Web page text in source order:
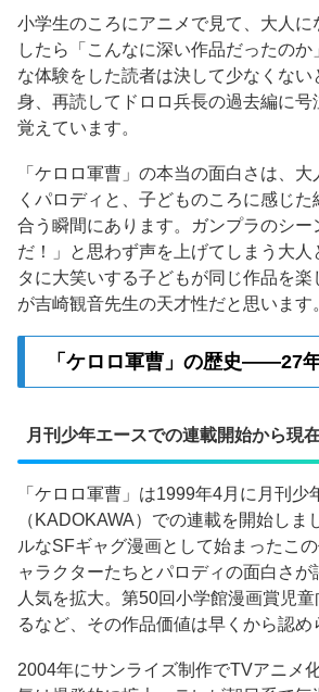
小学生のころにアニメで見て、大人に
したら「こんなに深い作品だったの
な体験をした読者は決して少なくない
身、再読してドロロ兵長の過去編に号
覚えています。
「ケロロ軍曹」の本当の面白さは、
くパロディと、子どものころに感じた
合う瞬間にあります。ガンプラのシー
だ！」と思わず声を上げてしまう大
タに大笑いする子どもが同じ作品を
が吉崎観音先生の天才性だと思います
「ケロロ軍曹」の歴史——27
月刊少年エースでの連載開始から現
「ケロロ軍曹」は1999年4月に月刊少
（KADOKAWA）での連載を開始しま
ルなSFギャグ漫画として始まったこ
ャラクターたちとパロディの面白さが
人気を拡大。第50回小学館漫画賞児
るなど、その作品価値は早くから認め
2004年にサンライズ制作でTVアニメ